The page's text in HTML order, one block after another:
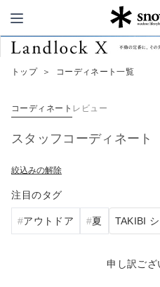
Snow
トップ ＞ コーディネート一覧
コーディネート レビュー
スタッフコーディネート
絞込みの解除
注目のタグ
アウトドア 夏 TAKIBI
申し訳ござ